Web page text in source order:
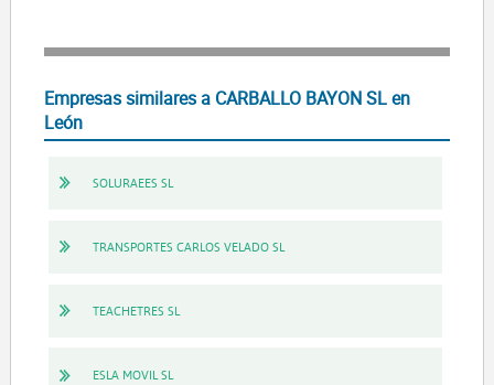
Empresas similares a CARBALLO BAYON SL en
León
SOLURAEES SL
TRANSPORTES CARLOS VELADO SL
TEACHETRES SL
ESLA MOVIL SL